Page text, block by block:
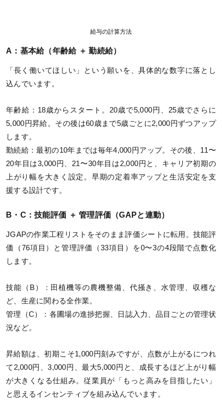
給与の計算方法
A：基本給（年齢給 ＋ 勤続給）
「長く働いてほしい」という願いを、具体的な数字に落とし
込んでいます。
年齢給：18歳からスタート。20歳で5,000円、25歳でさらに
5,000円昇給。その後は60歳まで5歳ごとに2,000円ずつアップ
します。
勤続給：最初の10年までは毎年4,000円アップ。その後、11〜
20年目は3,000円、21〜30年目は2,000円と、キャリア初期の
上がり幅を大きく設定。早期の定着率アップと生活安定を支
援する設計です。
B・C：技能評価 ＋ 管理評価（GAPと連動）
JGAPの作業工程リストをそのまま評価シートに転用。技能評
価（76項目）と管理評価（33項目）を0〜3の4段階で点数化
します。
技能（B）：田植機等の農機整備、代掻き、水管理、収穫な
ど、生産に関わる全作業。
管理（C）：各圃場の進捗把握、日誌入力、品目ごとの管理状
況など。
昇給額は、初期こそ1,000円刻みですが、点数が上がるにつれ
て2,000円、3,000円、最大5,000円と、成長するほど上がり幅
が大きくなる仕組み。従業員が「もっと高みを目指したい」
と思えるインセンティブを組み込んでいます。